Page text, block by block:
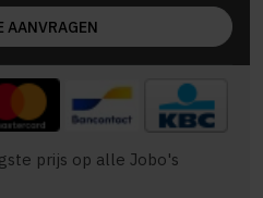
AANVRAGEN
prijs op alle Jobo's